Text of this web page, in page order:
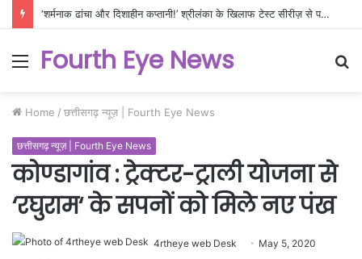
‘शर्मनाक ढांचा और दिशाहीन कप्तानी!’ श्रीलंका के खिलाफ टेस्ट सीरीज़ से पहले फिर खुली भारतीय टीम की पोल, क्या ऐसे बनेगा WTC चैंपियन?
Menu
Fourth Eye News
Home / छत्तीसगढ़ न्यूज़ | Fourth Eye News
छत्तीसगढ़ न्यूज़ | Fourth Eye News
कोण्डागांव : ट्रेक्टर-ट्राली योजना से
‘रघुराम‘ के सपनों को मिले नए पंख
4rtheye web Desk May 5, 2020